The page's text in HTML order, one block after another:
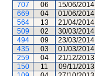
707
06 15/06/2014
669
04 01/06/2014
564
13 21/04/2014
509
02 30/03/2014
494
09 23/03/2014
435
03 01/03/2014
259
04 21/12/2013
150
11 09/11/2013